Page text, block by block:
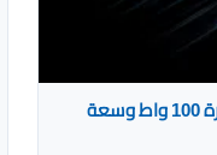
هواوي تكشف عن باور بانك جديد بقدرة 100 واط وسعة